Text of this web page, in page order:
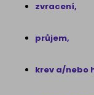
zvracení,
průjem,
krev a/nebo